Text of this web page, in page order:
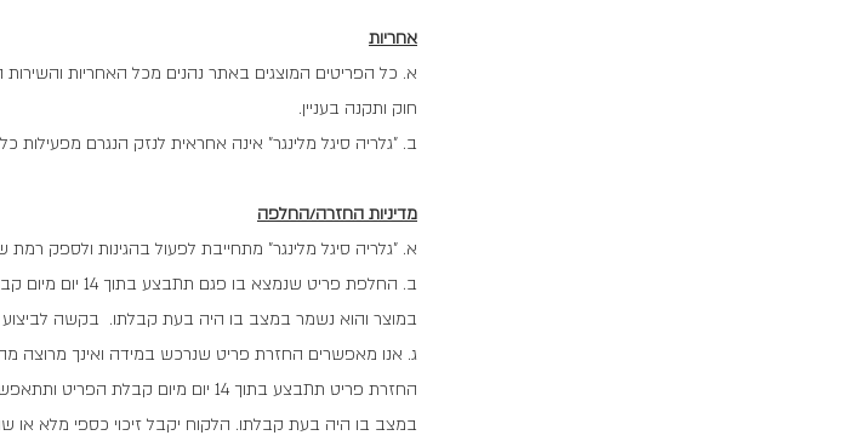
אחריות
א. כל הפריטים המוצגים באתר נהנים מכל האחריות
חוק ותקנה בעניין.
ב. "גלריה סיגל מלינגר" אינה אחראית לנזק הנגרם
מדיניות החזרה/החלפה
א. "גלריה סיגל מלינגר" מתחייבת לפעול בהגינות ולספק רמת
ב. החלפת פריט
במוצר והוא נשמר במצב בו היה בעת קבלתו. בקשה
ג. אנו מאפשרים החזרת פריט שנרכש במידה ואינך מרוצה
החזרת פריט תתבצע בתוך 14 יום
במצב בו היה בעת קבלתו. הלקוח יקבל זיכוי כספי מלא או